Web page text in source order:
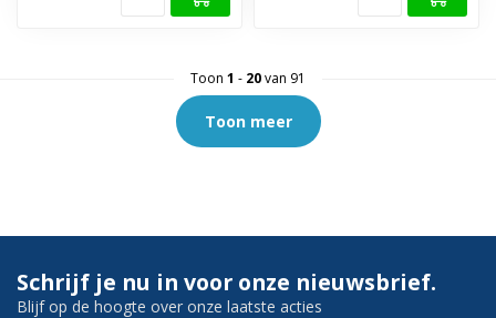
Toon 1 - 20van 91
Toon meer
Schrijf je nu in voor onze nieuwsbrief.
Blijf op de hoogte over onze laatste acties